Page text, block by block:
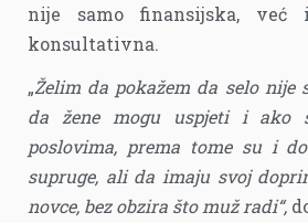
nije samo finansijska, već
konsultativna.
„Želim da pokažem da selo nije
da žene mogu uspjeti i ako
poslovima, prema tome su i
supruge, ali da imaju svoj
novce, bez obzira što muž radi“,